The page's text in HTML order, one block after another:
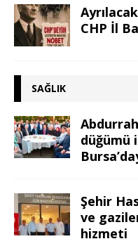
CHP İl
SAĞLIK
düğümü
Şehir
ve
hizmeti